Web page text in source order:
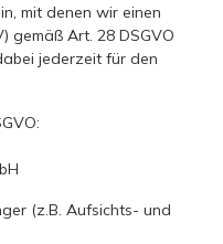
mit denen wir einen
gemäß Art. 28 DSGVO
jederzeit für den
(z.B. Aufsichts- und